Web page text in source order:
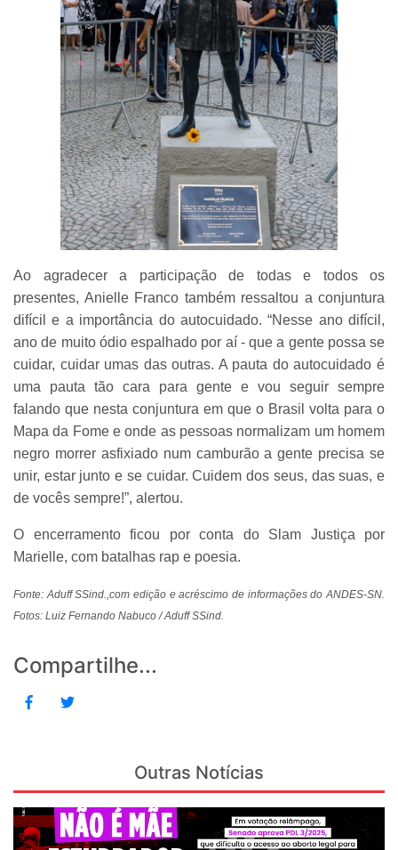
Ao agradecer a participação de todas e todos os
presentes, Anielle Franco também ressaltou a conjuntura
difícil e a importância do autocuidado. “Nesse ano difícil,
ano de muito ódio espalhado por aí - que a gente possa se
cuidar, cuidar umas das outras. A pauta do autocuidado é
uma pauta tão cara para gente e vou seguir sempre
falando que nesta conjuntura em que o Brasil volta para o
Mapa da Fome e onde as pessoas normalizam um homem
negro morrer asfixiado num camburão a gente precisa se
unir, estar junto e se cuidar. Cuidem dos seus, das suas, e
de vocês sempre!”, alertou.
O encerramento ficou por conta do Slam Justiça por
Marielle, com batalhas rap e poesia.
Fonte: Aduff SSind.,com edição e acréscimo de informações do ANDES-SN.
Fotos: Luiz Fernando Nabuco / Aduff SSind.
Compartilhe...
Outras Notícias